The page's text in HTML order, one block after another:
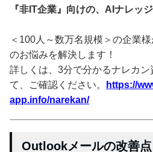
『非IT企業』向けの、AIナレッ
＜100人～数万名規模＞の企業
のお悩みを解決します！
詳しくは、3分で分かるナレカ
て、ご確認ください。
https://
app.info/narekan/
Outlookメールの改善点